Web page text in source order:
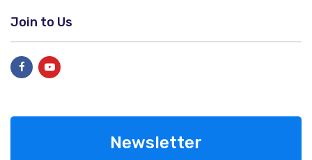
Join to Us
Newsletter